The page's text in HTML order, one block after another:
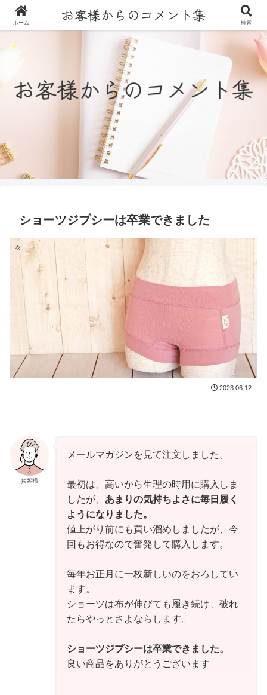
ショーツジプシーは卒業できました
衣
2023.06.12
お客様
メールマガジンを見て注文しました。
最初は、高いから生理の時用に購入しま
したが、 あまりの気持ちよさに毎日履く
ようになりました。
値上がり前にも買い溜めしましたが、今
回もお得なので奮発して購入します。
毎年お正月に一枚新しいのをおろしてい
ます。
ショーツは布が伸びても履き続け、破れ
たらやっとさよならします。
ショーツジプシーは卒業できました。
良い商品をありがとうございます
ホーム 検索